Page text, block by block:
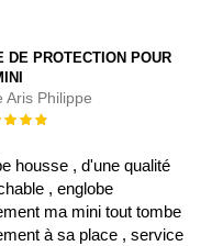
DE PROTECTION POUR
Aris Philippe
:
housse , d'une qualité
, englobe
ma mini tout tombe
à sa place , service